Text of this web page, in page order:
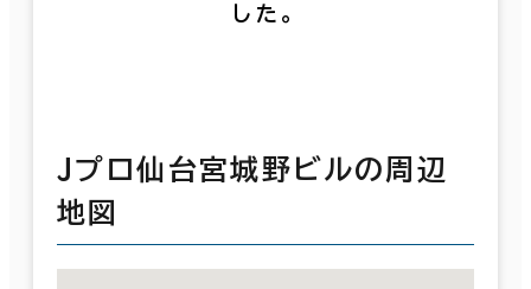
した。
Ｊプロ仙台宮城野ビルの周辺
地図